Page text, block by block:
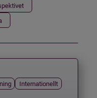
Internationellt